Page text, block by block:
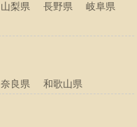
山梨県 長野県
岐阜県
奈良県 和歌山県